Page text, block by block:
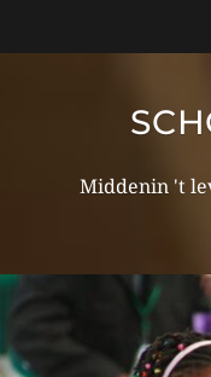
Middenin 't